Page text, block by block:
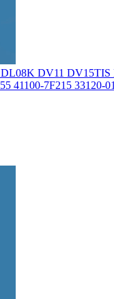
DV11 DV15TIS
41100-7F215 33120-